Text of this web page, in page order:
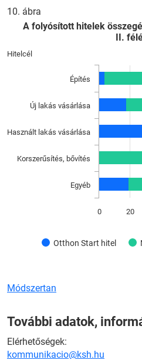
10. ábra
A folyósított hitelek összegének
Bar chart with 2 data series.
View as data table, A
The chart has 1 X axis
The chart has 1 Y axis
Hitelcél
A folyósított hitelek
II.
Otthon Start hitel
0 20
Építés
Új lakás vásárlása
Használt lakás vásárlása
Korszerűsítés, bővítés
Egyéb
Módszertan
További adatok,
Elérhetőségek:
kommunikacio@ksh.hu